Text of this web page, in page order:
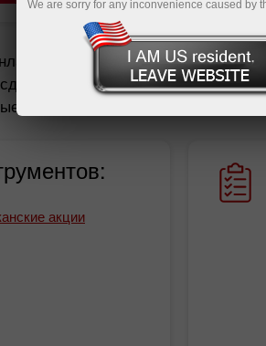
трейдинга. Но с
Это не только
способы ввода и вывода средств.
акции
We are sorry for any inconvenience caused by